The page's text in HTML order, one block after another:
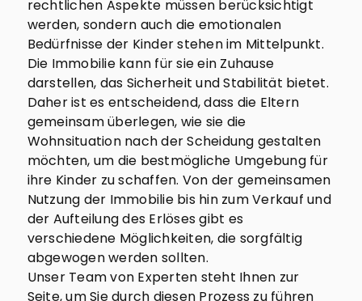
rechtlichen Aspekte müssen berücksichtigt
werden, sondern auch die emotionalen
Bedürfnisse der Kinder stehen im Mittelpunkt.
Die Immobilie kann für sie ein Zuhause
darstellen, das Sicherheit und Stabilität bietet.
Daher ist es entscheidend, dass die Eltern
gemeinsam überlegen, wie sie die
Wohnsituation nach der Scheidung gestalten
möchten, um die bestmögliche Umgebung für
ihre Kinder zu schaffen. Von der gemeinsamen
Nutzung der Immobilie bis hin zum Verkauf und
der Aufteilung des Erlöses gibt es
verschiedene Möglichkeiten, die sorgfältig
abgewogen werden sollten.
Unser Team von Experten steht Ihnen zur
Seite, um Sie durch diesen Prozess zu führen